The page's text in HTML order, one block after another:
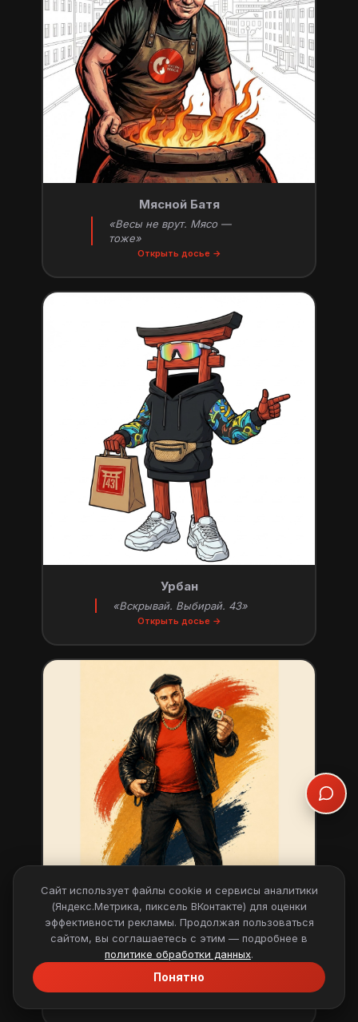
Мясной Батя
«Весы не врут. Мясо —
тоже»
Открыть досье →
Урбан
«Вскрывай. Выбирай. 43»
Открыть досье →
Мушаня
«Кто попробовал — тот
Сайт использует файлы cookie и сервисы аналитики
(Яндекс.Метрика, пиксель ВКонтакте) для оценки
эффективности рекламы. Продолжая пользоваться
сайтом, вы соглашаетесь с этим — подробнее в
политике обработки данных.
Понятно